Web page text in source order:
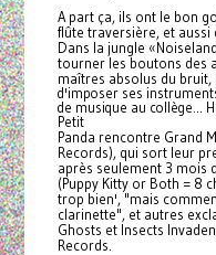
A part ça, ils ont le bon
flûte traversière, et aussi
Dans la jungle
tourner les boutons des
maîtres absolus du bruit,
d'imposer ses
de musique au collège...
Petit
Panda rencontre Grand
Records), qui sort leur
après seulement 3 mois
(Puppy Kitty or Both = 8
trop bien', "mais
clarinette", et autres
Ghosts et Insects
Records.